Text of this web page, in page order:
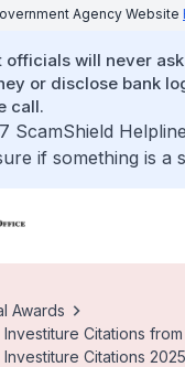
Agency Website
officials will never
or disclose bank
call.
ScamShield
if something is a
Awards
Investiture Citations
Citations 2025